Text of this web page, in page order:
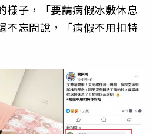
樣子，「要請病假冰敷休息
不忘問說，「病假不用扣特